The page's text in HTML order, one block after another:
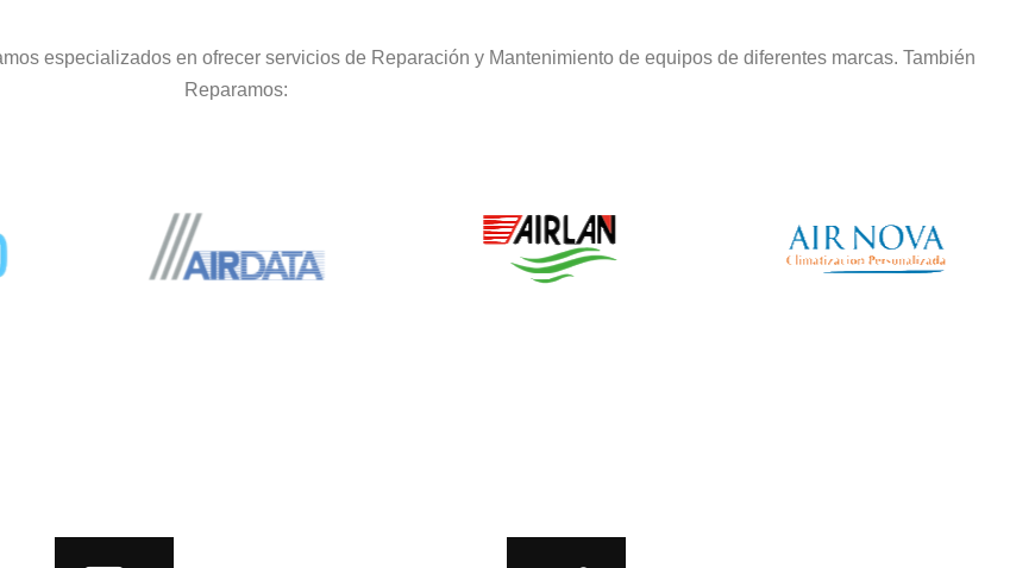
especializados en ofrecer servicios de Reparación y Mantenimiento de equipos de diferentes marcas. También
Reparamos: